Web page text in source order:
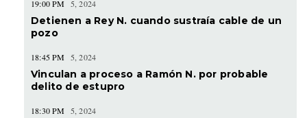
19:00 PM 5, 2024
Detienen a Rey N. cuando sustraía cable de un
pozo
18:45 PM 5, 2024
Vinculan a proceso a Ramón N. por probable
delito de estupro
18:30 PM 5, 2024